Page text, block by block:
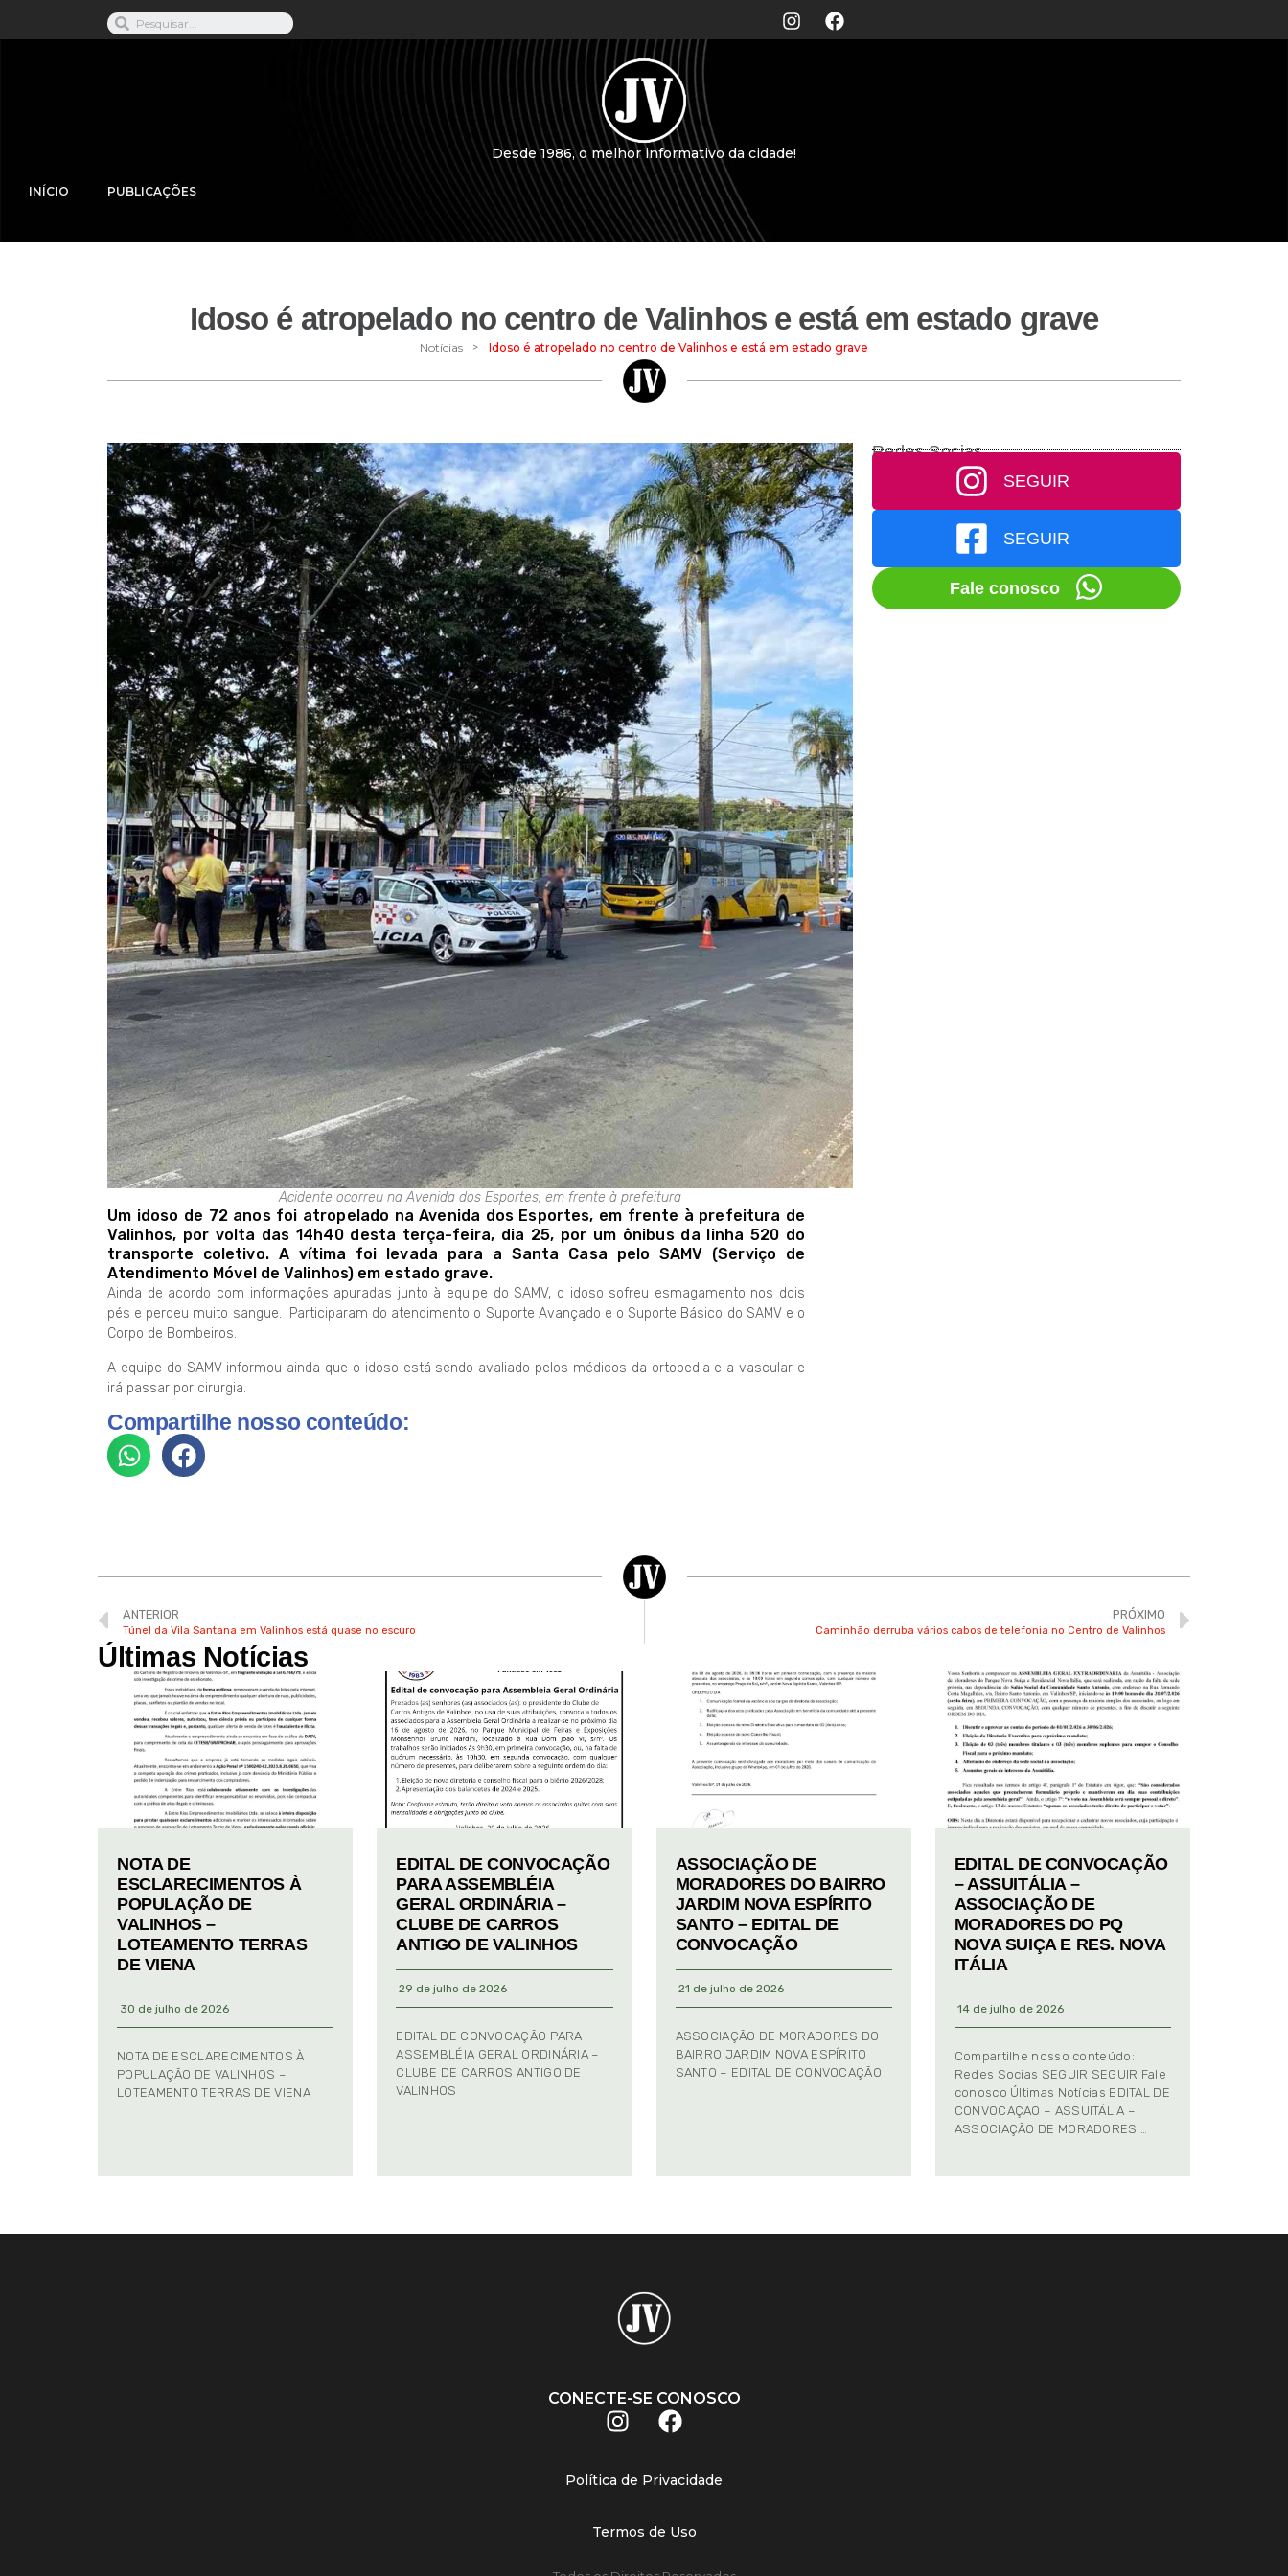
Desde 1986, o melhor informativo da cidade!
INÍCIO PUBLICAÇÕES
Idoso é atropelado no centro de Valinhos e está em estado grave
Notícias > Idoso é atropelado no centro de Valinhos e está em estado grave
Acidente ocorreu na Avenida dos Esportes, em frente à prefeitura
Um idoso de 72 anos foi atropelado na Avenida dos Esportes, em frente à prefeitura de
Valinhos, por volta das 14h40 desta terça-feira, dia 25, por um ônibus da linha 520 do
transporte coletivo. A vítima foi levada para a Santa Casa pelo SAMV (Serviço de
Atendimento Móvel de Valinhos) em estado grave.
Ainda de acordo com informações apuradas junto à equipe do SAMV, o idoso sofreu esmagamento nos dois
pés e perdeu muito sangue. Participaram do atendimento o Suporte Avançado e o Suporte Básico do SAMV e o
Corpo de Bombeiros.
A equipe do SAMV informou ainda que o idoso está sendo avaliado pelos médicos da ortopedia e a vascular e
irá passar por cirurgia.
Compartilhe nosso conteúdo:
Redes Socias
SEGUIR
SEGUIR
Fale conosco
ANTERIOR
Túnel da Vila Santana em Valinhos está quase no escuro
PRÓXIMO
Caminhão derruba vários cabos de telefonia no Centro de Valinhos
Últimas Notícias
NOTA DE
ESCLARECIMENTOS À
POPULAÇÃO DE
VALINHOS –
LOTEAMENTO TERRAS
DE VIENA
30 de julho de 2026
NOTA DE ESCLARECIMENTOS À
POPULAÇÃO DE VALINHOS –
LOTEAMENTO TERRAS DE VIENA
EDITAL DE CONVOCAÇÃO
PARA ASSEMBLÉIA
GERAL ORDINÁRIA –
CLUBE DE CARROS
ANTIGO DE VALINHOS
29 de julho de 2026
EDITAL DE CONVOCAÇÃO PARA
ASSEMBLÉIA GERAL ORDINÁRIA –
CLUBE DE CARROS ANTIGO DE
VALINHOS
ASSOCIAÇÃO DE
MORADORES DO BAIRRO
JARDIM NOVA ESPÍRITO
SANTO – EDITAL DE
CONVOCAÇÃO
21 de julho de 2026
ASSOCIAÇÃO DE MORADORES DO
BAIRRO JARDIM NOVA ESPÍRITO
SANTO – EDITAL DE CONVOCAÇÃO
EDITAL DE CONVOCAÇÃO
– ASSUITÁLIA –
ASSOCIAÇÃO DE
MORADORES DO PQ
NOVA SUIÇA E RES. NOVA
ITÁLIA
14 de julho de 2026
Compartilhe nosso conteúdo:
Redes Socias SEGUIR SEGUIR Fale
conosco Últimas Notícias EDITAL DE
CONVOCAÇÃO – ASSUITÁLIA –
ASSOCIAÇÃO DE MORADORES …
CONECTE-SE CONOSCO
Política de Privacidade
Termos de Uso